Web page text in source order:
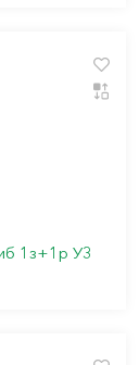
1з+1р У3